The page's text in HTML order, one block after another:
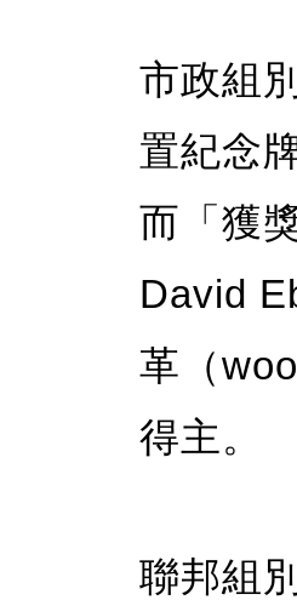
市政組
置紀念
而「獲
David
革（
得主。
聯邦組